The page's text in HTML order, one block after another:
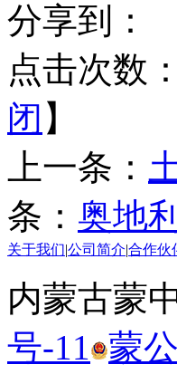
分享到：
点击次数：
闭 】
上一条：
条： 奥地
关于我们 公司简介 合作伙
内蒙古蒙
号-11 蒙